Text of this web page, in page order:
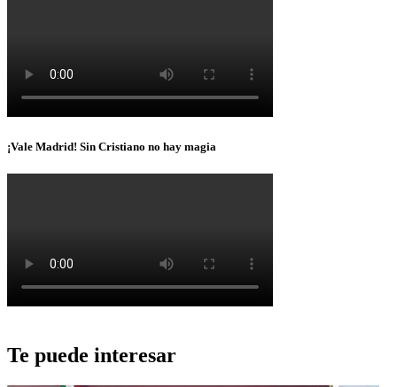
¡Vale Madrid! Sin Cristiano no hay magia
Te puede interesar